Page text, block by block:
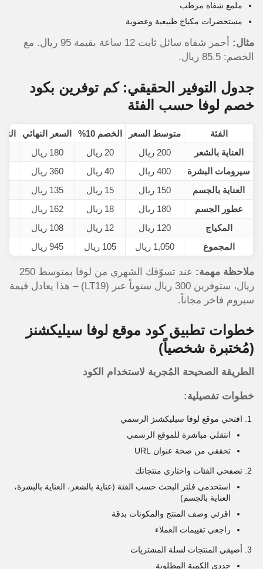
ملمع شفاه مرطب
مستحضرات مكياج طبيعية وعضوية
مثال:
أحمر شفاه سائل ثابت 12 ساعة بقيمة 95 ريال. مع
الخصم: 85.5 ريال.
جدول التوفير الحقيقي: كم توفرين بكود
خصم لوفا حسب الفئة
الفئة متوسط السعر الخصم 10% السعر النهائي
العناية بالشعر
200 ريال 20 ريال
180 ريال
سيرومات البشرة
400 ريال 40 ريال
360 ريال
العناية بالجسم
150 ريال 15 ريال
135 ريال
عطور الجسم
180 ريال 18 ريال
162 ريال
المكياج
120 ريال 12 ريال
108 ريال
المجموع
1,050 ريال 105 ريال 945 ريال
ملاحظة مهمة:
عند تسوّقك الشهري من لوفا بمتوسط 250
ريال، ستوفرين 300 ريال سنوياً عبر (LT19) – هذا يعادل قيمة
سيروم فاخر مجاناً.
خطوات تطبيق كود موقع لوفا سيليكشنز
(مُختبرة شخصياً)
الطريقة الصحيحة المُجربة لاستخدام الكود
خطوات تفصيلية:
افتحي موقع لوفا سيليكشنز الرسمي
انتقلي مباشرة للموقع الرسمي
تحققي من صحة عنوان URL
تصفحي الفئات واختاري منتجاتك
استخدمي فلتر البحث حسب الفئة (عناية بالشعر، العناية بالبشرة،
العناية بالجسم)
اقرئي وصف المنتج والمكونات بدقة
راجعي تقييمات العملاء
أضيفي المنتجات لسلة المشتريات
حددي الكمية المطلوبة